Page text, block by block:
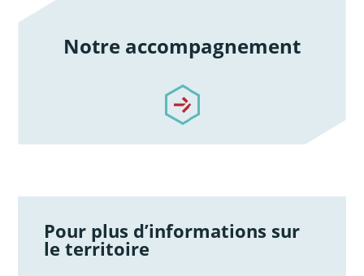
Notre accompagnement
/notre-accompagnement
Pour plus d’informations sur
le territoire